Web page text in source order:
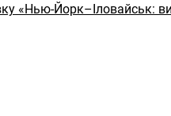
«Нью-Йорк–Іловайськ: